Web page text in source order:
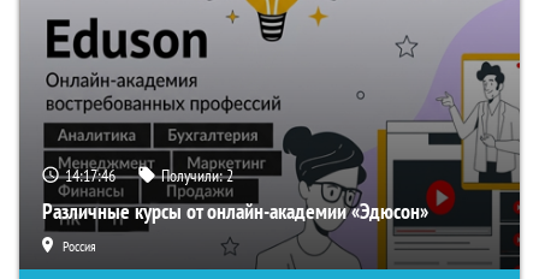
14:17:45 Получили:2
Различные курсы от онлайн-академии «Эдюсон»
Россия